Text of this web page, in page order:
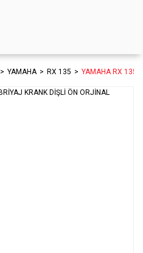
YAMAHA RX 135 YAMAHA RX 135